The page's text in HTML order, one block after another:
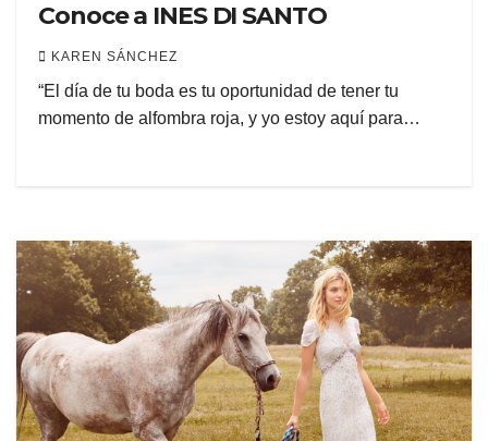
Conoce a INES DI SANTO
KAREN SÁNCHEZ
“El día de tu boda es tu oportunidad de tener tu
momento de alfombra roja, y yo estoy aquí para…